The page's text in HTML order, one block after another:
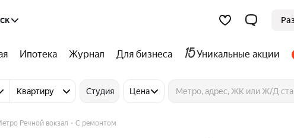
Ипотека Журнал Для бизнеса Уникальные акции
Квартиру Студия Цена
Речной вокзал С ремонтом